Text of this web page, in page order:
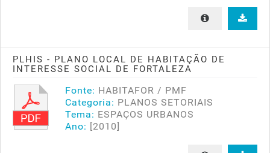
PLHIS - PLANO LOCAL DE HABITAÇÃO DE
INTERESSE SOCIAL DE FORTALEZA
Fonte: HABITAFOR / PMF
Categoria: PLANOS SETORIAIS
Tema: ESPAÇOS URBANOS
Ano: [2010]